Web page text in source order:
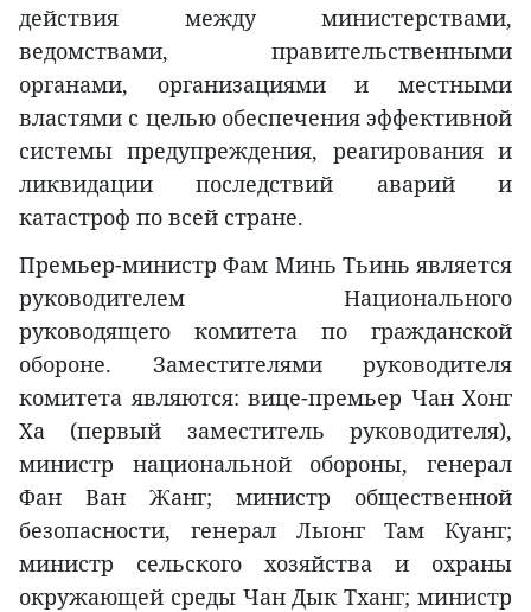
действия между министерствами,
ведомствами, правительственными
органами, организациями и местными
властями с целью обеспечения эффективной
системы предупреждения, реагирования и
ликвидации последствий аварий и
катастроф по всей стране.
Премьер-министр Фам Минь Тьинь является
руководителем Национального
руководящего комитета по гражданской
обороне. Заместителями руководителя
комитета являются: вице-премьер Чан Хонг
Ха (первый заместитель руководителя),
министр национальной обороны, генерал
Фан Ван Жанг; министр общественной
безопасности, генерал Лыонг Там Куанг;
министр сельского хозяйства и охраны
окружающей среды Чан Дык Тханг; министр